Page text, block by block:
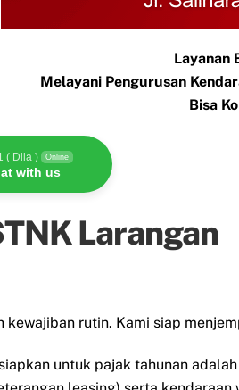
Layanan
Melayani Pengurusan
Bisa
( Dila ) Online
with us
Larangan
kewajiban rutin. Kami siap
untuk pajak tahunan